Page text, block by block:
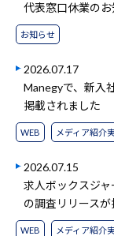
代表窓口休業の
お知らせ
2026.07.17
Manegyで、新入
掲載されました
WEB メディア紹介
2026.07.15
求人ボックスジャ
の調査リリース
WEB メディア紹介